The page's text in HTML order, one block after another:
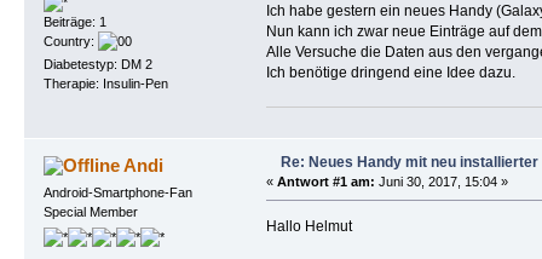
Beiträge: 1
Country:
Diabetestyp: DM 2
Therapie: Insulin-Pen
Ich habe gestern ein neues Handy
Nun kann ich zwar neue Einträge auf
Alle Versuche die Daten aus den
Ich benötige dringend eine Idee dazu.
Andi
Android-Smartphone-Fan
Special Member
Re: Neues Handy mit neu
« Antwort #1 am: Juni 30, 2017, 15:04 »
Hallo Helmut